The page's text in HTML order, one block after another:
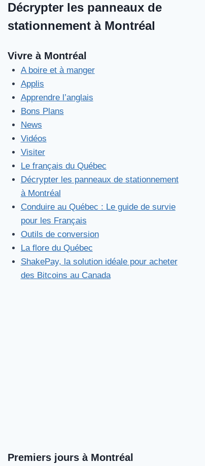
Décrypter les panneaux de
stationnement à Montréal
Vivre à Montréal
A boire et à manger
Applis
Apprendre l’anglais
Bons Plans
News
Vidéos
Visiter
Le français du Québec
Décrypter les panneaux de stationnement
à Montréal
Conduire au Québec : Le guide de survie
pour les Français
Outils de conversion
La flore du Québec
ShakePay, la solution idéale pour acheter
des Bitcoins au Canada
Premiers jours à Montréal